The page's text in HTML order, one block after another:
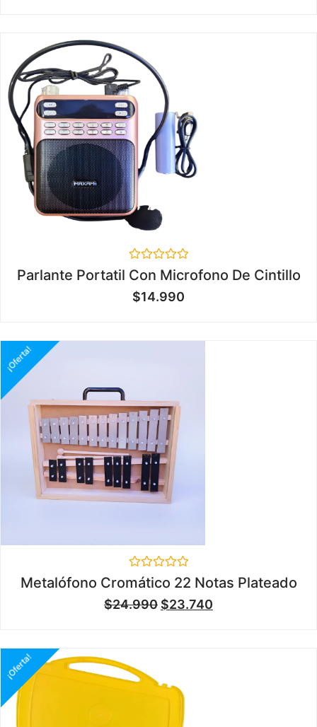
Valorado
en
0
de
Parlante Portatil Con Microfono De Cintillo
$14.990
¡Oferta!
Valorado
en
0
de
Metalófono Cromático 22 Notas Plateado
$24.990 $23.740
¡Oferta!